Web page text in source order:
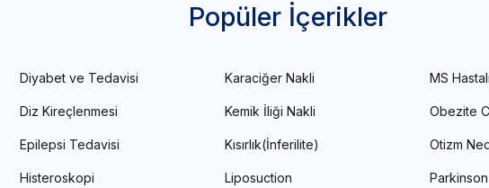
Popüler İçerikler
Diyabet ve Tedavisi
Diz Kireçlenmesi
Epilepsi Tedavisi
Histeroskopi
Karaciğer Nakli
Kemik İliği Nakli
Kısırlık(İnferilite)
Liposuction
MS
Obezite
Otizm